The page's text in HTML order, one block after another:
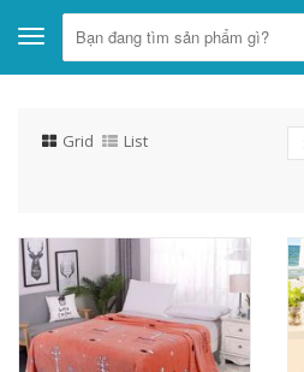
Toggle
navigation
Grid List